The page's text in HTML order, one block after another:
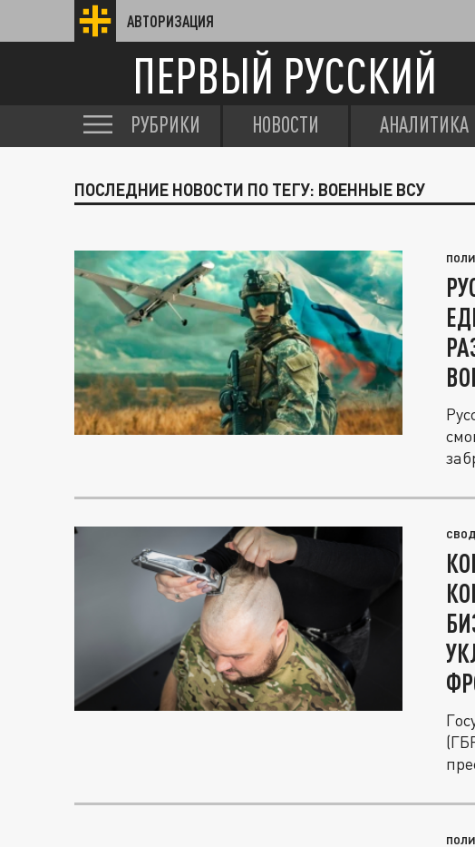
АВТОРИЗАЦИЯ
ПЕРВЫЙ РУССКИЙ
РУБРИКИ НОВОСТИ АНАЛИТИКА
ПОСЛЕДНИЕ НОВОСТИ ПО ТЕГУ: ВОЕННЫЕ ВСУ